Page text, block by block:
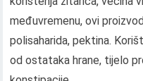
međuvremenu, ovi
polisaharida, pektina.
od ostataka hrane, tijelo